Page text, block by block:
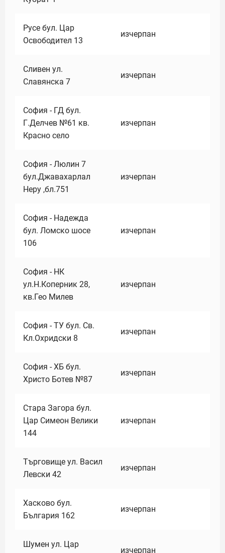
Русе бул. Цар
Освободител 13
изчерпан
Сливен ул.
Славянска 7
изчерпан
София - ГД бул.
Г.Делчев №61 кв.
Красно село
изчерпан
София - Люлин 7
бул.Джавахарлал
Неру ,бл.751
изчерпан
София - Надежда
бул. Ломско шосе
106
изчерпан
София - НК
ул.Н.Коперник 28,
кв.Гео Милев
изчерпан
София - ТУ бул. Св.
Кл.Охридски 8
изчерпан
София - ХБ бул.
Христо Ботев №87
изчерпан
Стара Загора бул.
Цар Симеон Велики
144
изчерпан
Търговище ул. Васил
Левски 42
изчерпан
Хасково бул.
България 162
изчерпан
Шумен ул. Цар
изчерпан